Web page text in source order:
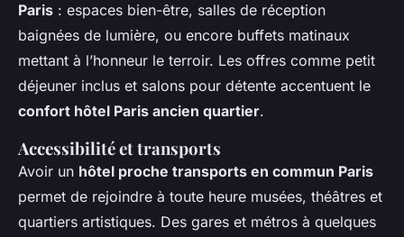
Paris : espaces bien-être, salles de réception
baignées de lumière, ou encore buffets matinaux
mettant à l’honneur le terroir. Les offres comme petit
déjeuner inclus et salons pour détente accentuent le
confort hôtel Paris ancien quartier.
Accessibilité et transports
Avoir un hôtel proche transports en commun Paris
permet de rejoindre à toute heure musées, théâtres et
quartiers artistiques. Des gares et métros à quelques